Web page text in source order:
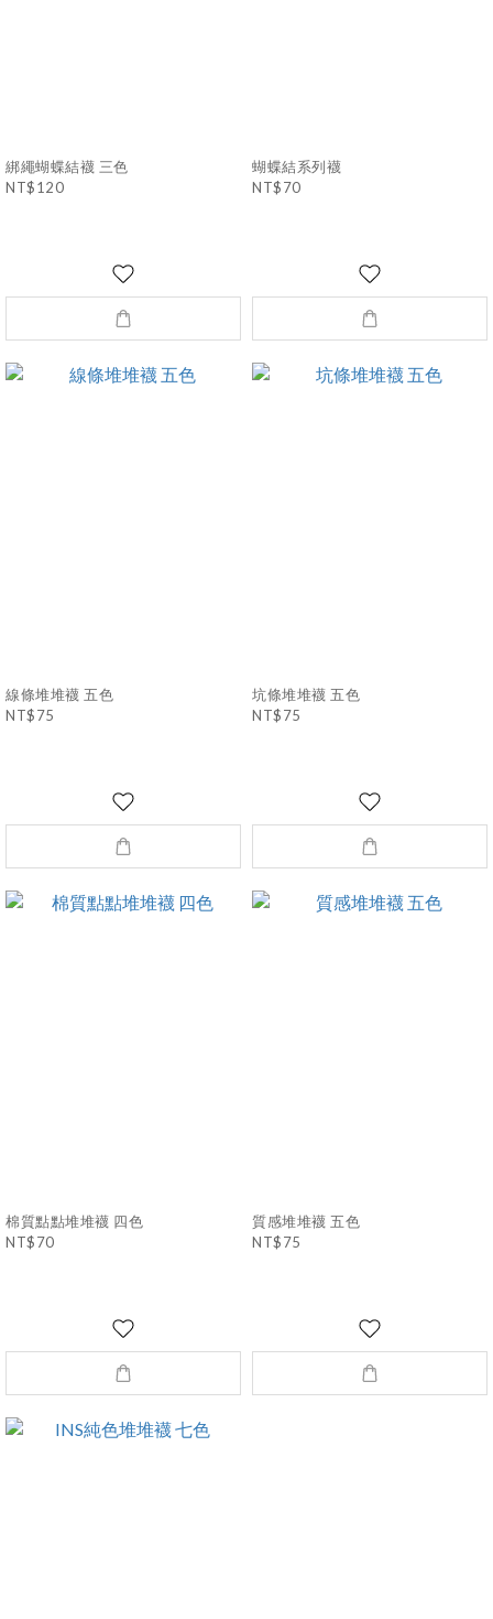
綁繩蝴蝶結襪 三色
NT$120
蝴蝶結系列襪
NT$70
線條堆堆襪 五色
NT$75
坑條堆堆襪 五色
NT$75
棉質點點堆堆襪 四色
NT$70
質感堆堆襪 五色
NT$75